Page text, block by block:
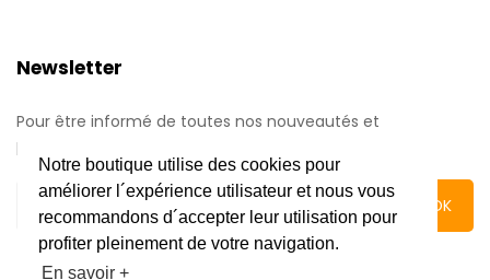
Notre boutique utilise des cookies pour
améliorer l´expérience utilisateur et nous vous
recommandons d´accepter leur utilisation pour
profiter pleinement de votre navigation.
En savoir +
Newsletter
Pour être informé de toutes nos nouveautés et
promotions.